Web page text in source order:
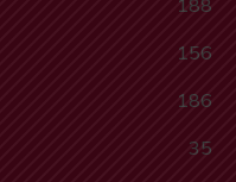
188
156
186
35